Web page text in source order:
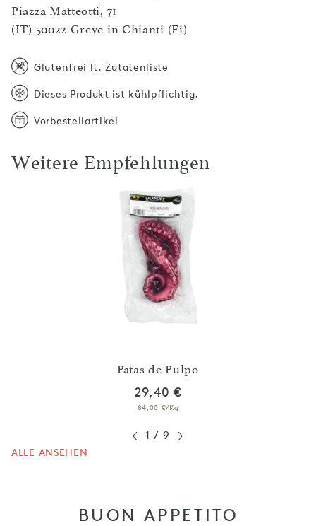
Piazza Matteotti, 71
(IT) 50022 Greve in Chianti (Fi)
Glutenfrei lt. Zutatenliste
Dieses Produkt ist kühlpflichtig.
Vorbestellartikel
Weitere Empfehlungen
Patas de Pulpo
29,40 €
84,00 €/Kg
1 / 9
ALLE ANSEHEN
BUON APPETITO